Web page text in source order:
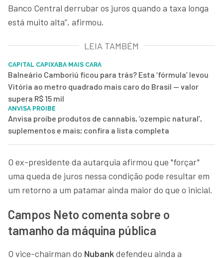
Banco Central derrubar os juros quando a taxa longa
está muito alta”, afirmou.
LEIA TAMBÉM
CAPITAL CAPIXABA MAIS CARA
Balneário Camboriú ficou para trás? Esta ‘fórmula’ levou
Vitória ao metro quadrado mais caro do Brasil — valor
supera R$ 15 mil
ANVISA PROIBE
Anvisa proíbe produtos de cannabis, ‘ozempic natural’,
suplementos e mais; confira a lista completa
O ex-presidente da autarquia afirmou que "forçar"
uma queda de juros nessa condição pode resultar em
um retorno a um patamar ainda maior do que o inicial.
Campos Neto comenta sobre o
tamanho da máquina pública
O vice-chairman do Nubankdefendeu ainda a